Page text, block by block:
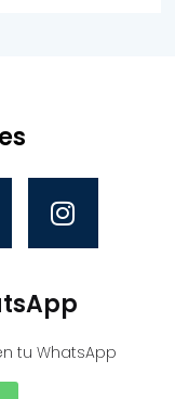
tu WhatsApp